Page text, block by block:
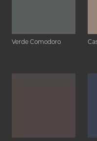
Verde Comodoro